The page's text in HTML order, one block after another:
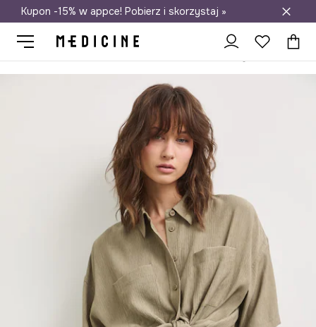
Darmowa dostawa do salonów
Kupon -15% w appce! Pobierz i skorzystaj »